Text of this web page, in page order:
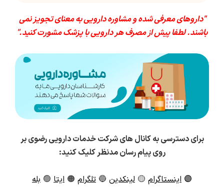
"داروهای معرفی شده و مشاوره دارویی به معنای تجویز نمی
باشند. لطفا پیش از مصرف هر دارویی با پزشک مشورت کنید."
برای دسترسی به کانال های شرکت خدمات دارویی رضوی بر
روی پیام رسان مدنظر کلیک کنید:
🟣 اینستاگرام 🟡 لینکدین 🔵 تلگرام 🟠 ایتا 🟢 بله